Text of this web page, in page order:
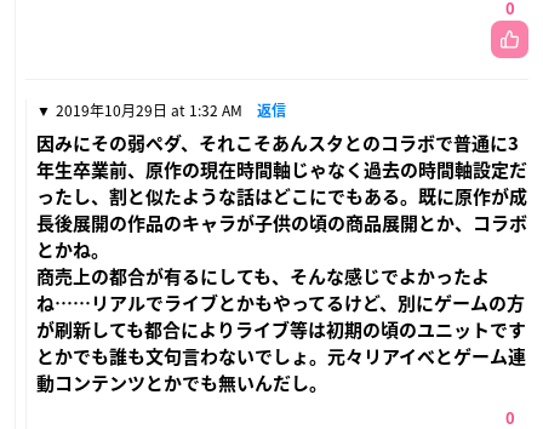
0
2019年10月29日 at 1:32 AM 返信
因みにその弱ペダ、それこそあんスタとのコラボで普通に3
年生卒業前、原作の現在時間軸じゃなく過去の時間軸設定だ
ったし、割と似たような話はどこにでもある。既に原作が成
長後展開の作品のキャラが子供の頃の商品展開とか、コラボ
とかね。
商売上の都合が有るにしても、そんな感じでよかったよ
ね……リアルでライブとかもやってるけど、別にゲームの方
が刷新しても都合によりライブ等は初期の頃のユニットです
とかでも誰も文句言わないでしょ。元々リアイベとゲーム連
動コンテンツとかでも無いんだし。
0